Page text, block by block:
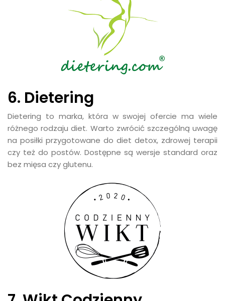
6. Dietering
Dietering to marka, która w swojej ofercie ma wiele
różnego rodzaju diet. Warto zwrócić szczególną uwagę
na posiłki przygotowane do diet detox, zdrowej terapii
czy też do postów. Dostępne są wersje standard oraz
bez mięsa czy glutenu.